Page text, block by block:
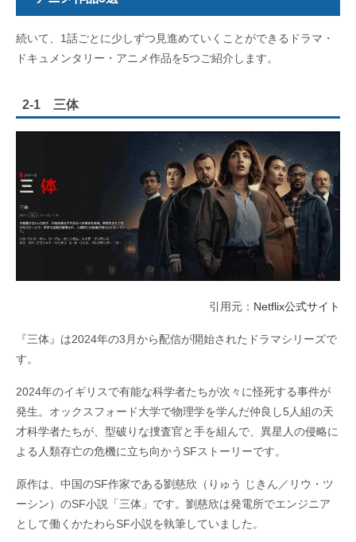
続いて、1話ごとに少しずつ見進めていくことができるドラマ・
ドキュメンタリー・アニメ作品を5つご紹介します。
2-1 三体
引用元： Netflix公式サイト
『三体』は2024年の3月から配信が開始されたドラマシリーズで
す。
2024年のイギリスで有能な科学者たちが次々に怪死する事件が
発生。オックスフォード大学で物理学を学んだ仲良し5人組の天
才科学者たちが、型破りな捜査官と手を組んで、異星人の侵略に
よる人類存亡の危機に立ち向かうSFストーリーです。
原作は、中国のSF作家である劉慈欣（りゅう じきん／リウ・ツ
ーシン）のSF小説「三体」です。劉慈欣は発電所でエンジニア
として働くかたわらSF小説を執筆していました。